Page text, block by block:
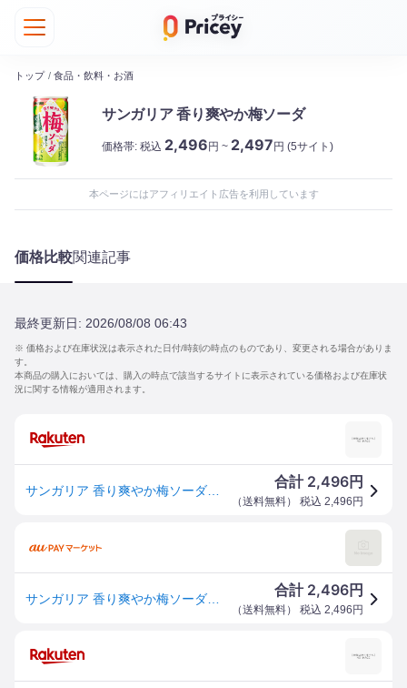
トップ / 食品・飲料・お酒
サンガリア 香り爽やか梅ソーダ
価格帯: 税込 2,496 円 ~ 2,497 円 (5サイト)
本ページにはアフィリエイト広告を利用しています
価格比較関連記事
最終更新日: 2026/08/08 06:43
※ 価格および在庫状況は表示された日付/時刻の時点のものであり、変更される場合がありま
す。
本商品の購入においては、購入の時点で該当するサイトに表示されている価格および在庫状
況に関する情報が適用されます。
合計 2,496円
（送料無料） 税込 2,496 円
合計 2,496円
（送料無料） 税込 2,496 円